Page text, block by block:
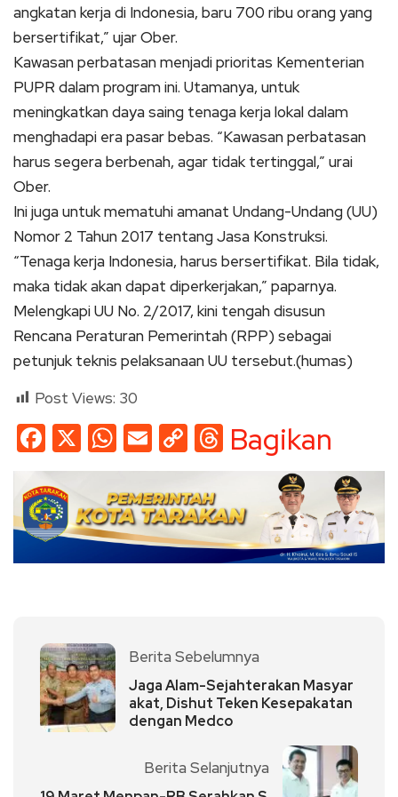
angkatan kerja di Indonesia, baru 700 ribu orang yang
bersertifikat,” ujar Ober.
Kawasan perbatasan menjadi prioritas Kementerian
PUPR dalam program ini. Utamanya, untuk
meningkatkan daya saing tenaga kerja lokal dalam
menghadapi era pasar bebas. “Kawasan perbatasan
harus segera berbenah, agar tidak tertinggal,” urai
Ober.
Ini juga untuk mematuhi amanat Undang-Undang (UU)
Nomor 2 Tahun 2017 tentang Jasa Konstruksi.
“Tenaga kerja Indonesia, harus bersertifikat. Bila tidak,
maka tidak akan dapat diperkerjakan,” paparnya.
Melengkapi UU No. 2/2017, kini tengah disusun
Rencana Peraturan Pemerintah (RPP) sebagai
petunjuk teknis pelaksanaan UU tersebut.(humas)
Post Views: 30
Facebook
X WhatsApp
EmailCopy
Link
Threads
Bagikan
Berita Sebelumnya
Jaga Alam-Sejahterakan Masyar
akat, Dishut Teken Kesepakatan
dengan Medco
Berita Selanjutnya